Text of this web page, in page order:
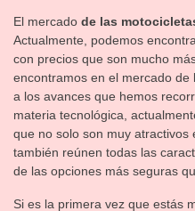
El mercado de las
Actualmente, podemos
con precios que son mucho
encontramos en el mercado de
a los avances que hemos
materia tecnológica,
que no solo son muy atractivos
también reúnen todas las
de las opciones más seguras
Si es la primera vez que estás